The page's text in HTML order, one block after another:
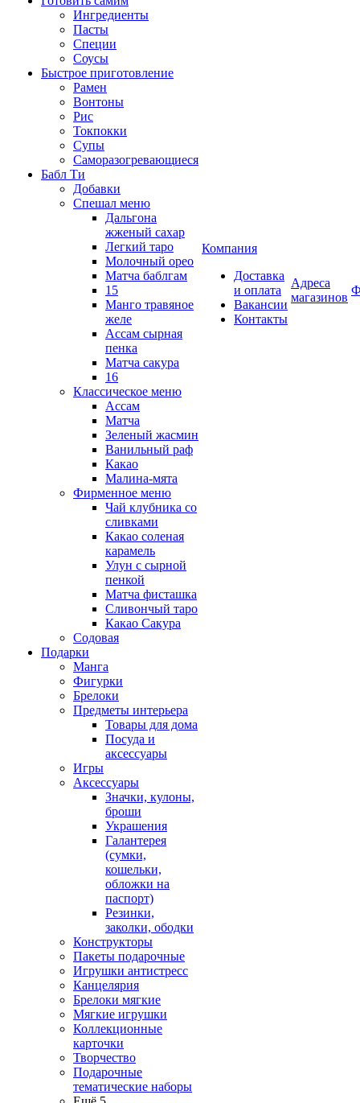
Ингредиенты
Пасты
Специи
Соусы
Быстрое приготовление
Рамен
Вонтоны
Рис
Токпокки
Супы
Саморазогревающиеся
Бабл Ти
Добавки
Спешал меню
Дальгона
жженый сахар
Легкий таро
Молочный орео
Матча баблгам
15
Манго травяное
желе
Ассам сырная
пенка
Матча сакура
16
Классическое меню
Ассам
Матча
Зеленый жасмин
Ванильный раф
Какао
Малина-мята
Фирменное меню
Чай клубника со
сливками
Какао соленая
карамель
Улун с сырной
пенкой
Матча фисташка
Сливончый таро
Какао Сакура
Содовая
Подарки
Манга
Фигурки
Брелоки
Предметы интерьера
Товары для дома
Посуда и
аксессуары
Игры
Аксессуары
Значки, кулоны,
броши
Украшения
Галантерея
(сумки,
кошельки,
обложки на
паспорт)
Резинки,
заколки, ободки
Конструкторы
Пакеты подарочные
Игрушки антистресс
Канцелярия
Брелоки мягкие
Мягкие игрушки
Коллекционные
карточки
Творчество
Подарочные
тематические наборы
Компания
Доставка
и оплата
Вакансии
Контакты
Адреса
магазинов